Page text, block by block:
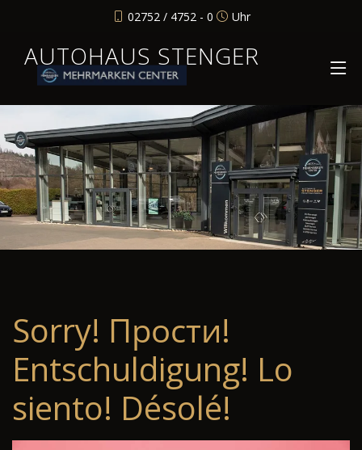
02752 / 4752 - 0 Uhr
AUTOHAUS STENGER
Sorry! Прости!
Entschuldigung! Lo
siento! Désolé!